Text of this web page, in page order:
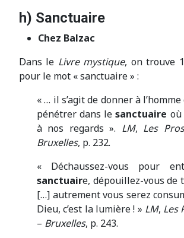
h) Sanctuaire
Chez Balzac
Dans le Livre mystique, on trouve
pour le mot « sanctuaire » :
« … il s’agit de donner à
pénétrer dans lesanctuaire où
à nos regards ». LM, Les
Bruxelles, p. 232.
« Déchaussez-vous pour
sanctuaire, dépouillez-vous de
[…] autrement vous serez
Dieu, c’est la lumière ! » LM, Les
– Bruxelles, p. 243.